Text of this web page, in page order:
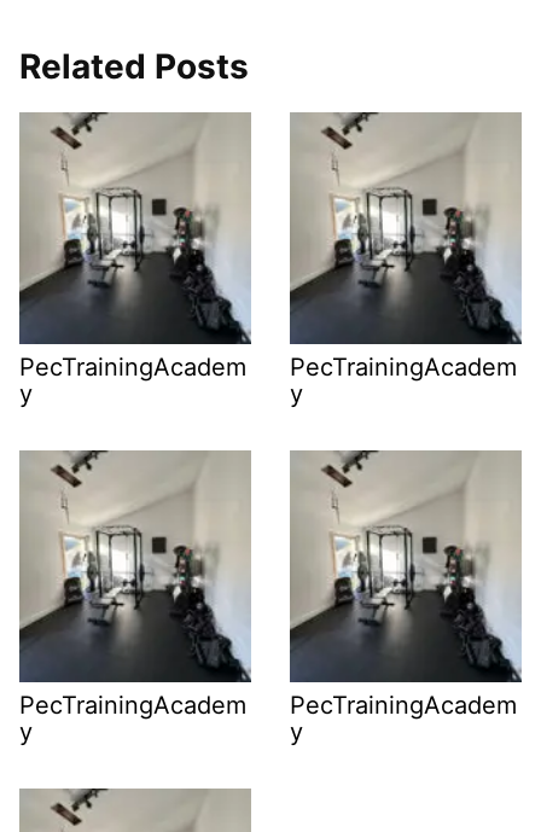
Related Posts
PecTrainingAcadem
y
PecTrainingAcadem
y
PecTrainingAcadem
y
PecTrainingAcadem
y